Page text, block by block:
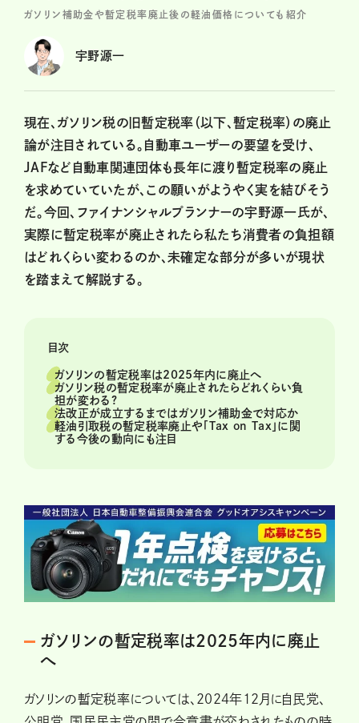
ガソリン補助金や暫定税率廃止後の軽油価格についても紹介
宇野源一
現在、ガソリン税の旧暫定税率（以下、暫定税率）の廃止
論が注目されている。自動車ユーザーの要望を受け、
JAFなど自動車関連団体も長年に渡り暫定税率の廃止
を求めていていたが、この願いがようやく実を結びそう
だ。今回、ファイナンシャルプランナーの宇野源一氏が、
実際に暫定税率が廃止されたら私たち消費者の負担額
はどれくらい変わるのか、未確定な部分が多いが現状
を踏まえて解説する。
目次
ガソリンの暫定税率は2025年内に廃止へ
ガソリン税の暫定税率が廃止されたらどれくらい負
担が変わる?
法改正が成立するまではガソリン補助金で対応か
軽油引取税の暫定税率廃止や「Tax on Tax」に関
する今後の動向にも注目
ガソリンの暫定税率は2025年内に廃止
へ
ガソリンの暫定税率については、2024年12月に自民党、